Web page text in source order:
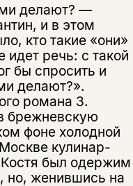
делают? —
и в этом
кто такие «они»
идет речь: с такой
бы спросить и
делают?».
романа З.
брежневскую
фоне холодной
кулинар-
был одержим
но, женившись на